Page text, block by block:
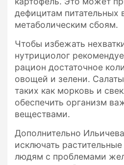
дефицитам питательных
метаболическим сбоям.
Чтобы избежать
нутрициолог
рацион достаточное
овощей и зелени.
таких как морковь и
обеспечить организм
веществами.
Дополнительно
исключать
людям с проблемами